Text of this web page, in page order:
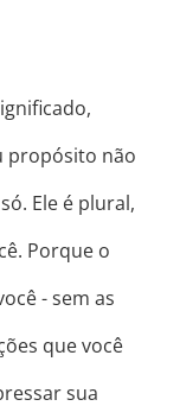
propósito não
Ele é plural,
Porque o
- sem as
que você
sua